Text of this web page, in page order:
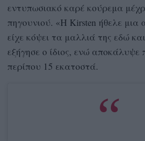
εντυπωσιακό καρέ κούρεμα
πηγουνιού. «Η Kirsten ήθελε μια
είχε κόψει τα μαλλιά της εδώ
εξήγησε ο ίδιος, ενώ
περίπου 15 εκατοστά.